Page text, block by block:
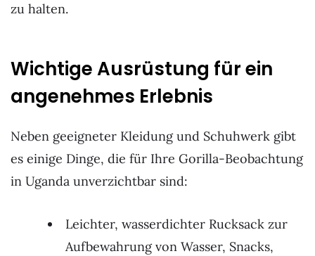
zu halten.
Wichtige Ausrüstung für ein
angenehmes Erlebnis
Neben geeigneter Kleidung und Schuhwerk gibt
es einige Dinge, die für Ihre Gorilla-Beobachtung
in Uganda unverzichtbar sind:
Leichter, wasserdichter Rucksack zur
Aufbewahrung von Wasser, Snacks,